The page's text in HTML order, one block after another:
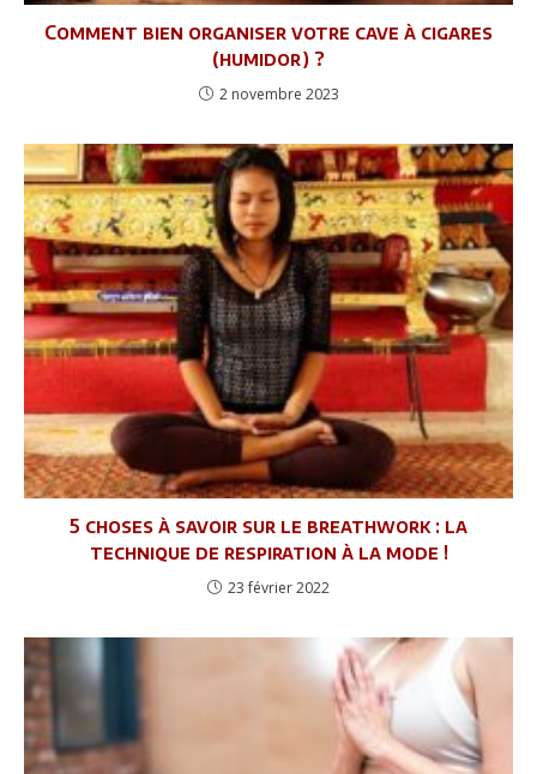
Comment bien organiser votre cave à cigares
(humidor) ?
2 novembre 2023
5 choses à savoir sur le breathwork : la
technique de respiration à la mode !
23 février 2022